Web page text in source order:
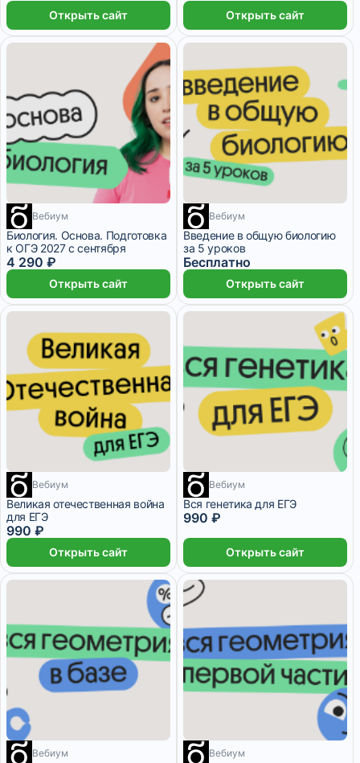
Открыть сайт Открыть сайт
9 месяцев
Вебиум
Биология. Основа. Подготовка
к ОГЭ 2027 с сентября
4 290 ₽
Открыть сайт
1 месяцВебиум
Введение в общую биологию
за 5 уроков
Бесплатно
Открыть сайт
1 месяцВебиум
Великая отечественная война
для ЕГЭ
990 ₽
Открыть сайт
1 месяцВебиум
Вся генетика для ЕГЭ
990 ₽
Открыть сайт
1 месяцВебиум 1 месяцВебиум